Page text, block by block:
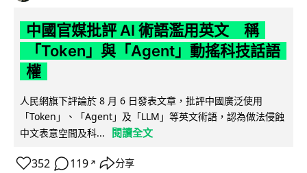
中國官媒批評 AI 術語濫用英文 稱
「Token」與「Agent」動搖科技話語
權
人民網旗下評論於 8 月 6 日發表文章，批評中國廣泛使用
「Token」、「Agent」及「LLM」等英文術語，認為做法侵蝕
中文表意空間及科...
閱讀全文
352 119 ↗ 分享